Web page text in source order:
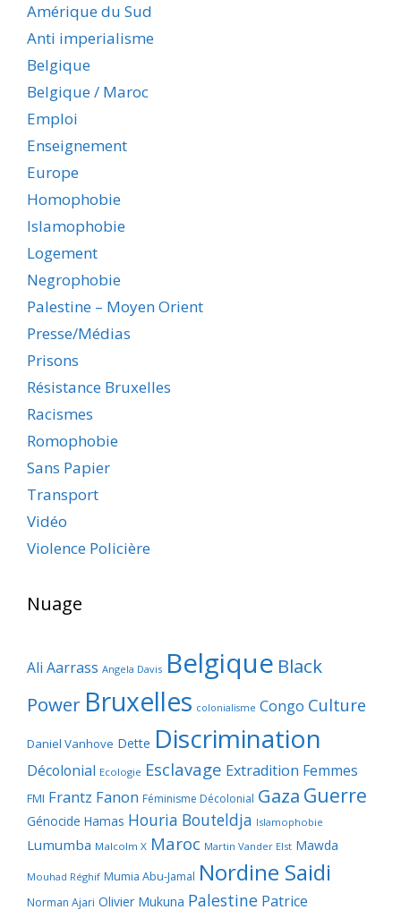
Amérique du Sud
Anti imperialisme
Belgique
Belgique / Maroc
Emploi
Enseignement
Europe
Homophobie
Islamophobie
Logement
Negrophobie
Palestine – Moyen Orient
Presse/Médias
Prisons
Résistance Bruxelles
Racismes
Romophobie
Sans Papier
Transport
Vidéo
Violence Policière
Nuage
Ali Aarrass Angela Davis Belgique Black
Power Bruxelles colonialisme Congo Culture
Daniel Vanhove Dette Discrimination
Décolonial Ecologie Esclavage Extradition Femmes
FMI Frantz Fanon Féminisme Décolonial Gaza Guerre
Génocide Hamas Houria Bouteldja Islamophobie
Lumumba Malcolm X Maroc Martin Vander Elst Mawda
Mouhad Réghif Mumia Abu-Jamal Nordine Saidi
Norman Ajari Olivier Mukuna Palestine Patrice